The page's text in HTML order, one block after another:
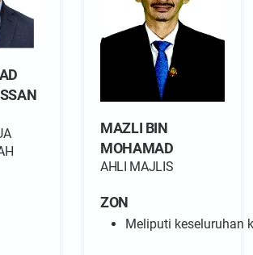
MAZLI BIN
MOHAMAD
AHLI MAJLIS
ZON
Meliputi keseluruhan